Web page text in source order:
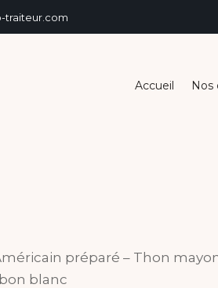
traiteur.com
Accueil Nos
préparé – Thon
blanc